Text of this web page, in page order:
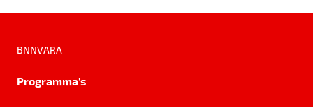
BNNVARA
Programma's